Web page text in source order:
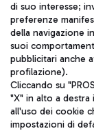
di suo interesse;
preferenze
della navigazione
suoi
pubblicitari anche
profilazione).
Cliccando su
"X" in alto a destra
all'uso dei cookie
impostazioni di